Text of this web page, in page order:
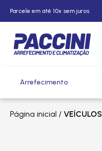
Parcele em até 10x sem juros
Arrefecimento
Página inicial / VEÍCULOS